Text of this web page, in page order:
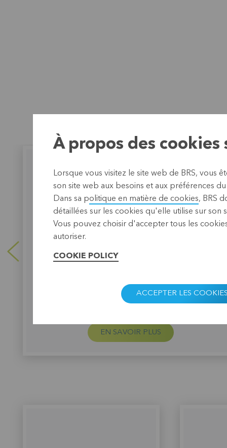
BRS collabore avec PILARH ODPF
La collaboration avec PILARH ODPF est
profondément enracinée. Avec l’aide de BRS,
l’organisation a lancé de nouveaux produits
d’épargne et un fonds d’entreprise pour les jeunes
honduriens.
EN SAVOIR PLUS
À propos des cookies
Lorsque vous visitez le site web de BRS, vous
son site web aux besoins et aux préférences
Dans sa politique en matière de cookies, BRS
détaillées sur les cookies qu'elle utilise sur son
Vous pouvez choisir d'accepter tous les
autoriser.
COOKIE POLICY
ACCEPTER LES